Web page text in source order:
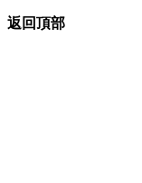
返回頂部